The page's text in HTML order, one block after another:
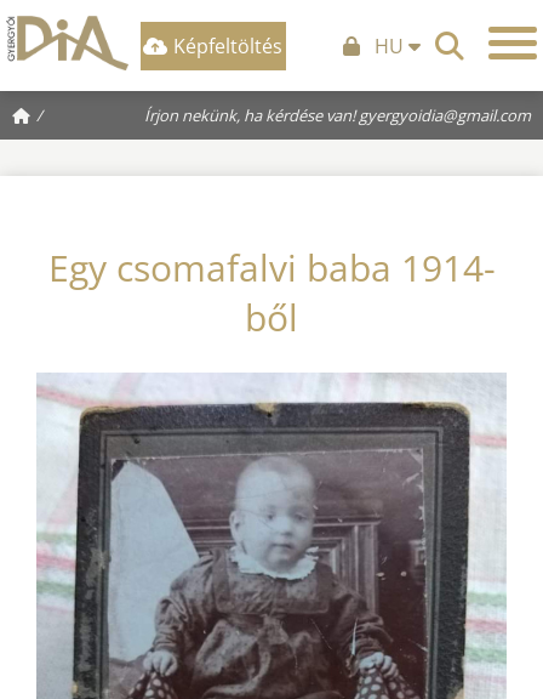
Képfeltöltés HU
/ Írjon nekünk, ha kérdése van!gyergyoidia@gmail.com
Egy csomafalvi baba 1914-
ből